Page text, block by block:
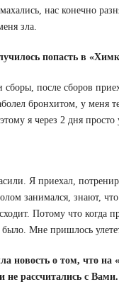
нас конечно
зла.
попасть в
после сборов
бронхитом, у меня
я через 2 дня просто
Я приехал,
занимался, знают,
Потому что когда
Мне пришлось
новость о том, что
не рассчитались с